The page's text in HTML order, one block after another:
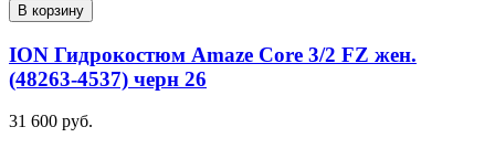
В корзину
ION Гидрокостюм Amaze Core 3/2 FZ жен.
(48263-4537) черн 26
31 600 руб.